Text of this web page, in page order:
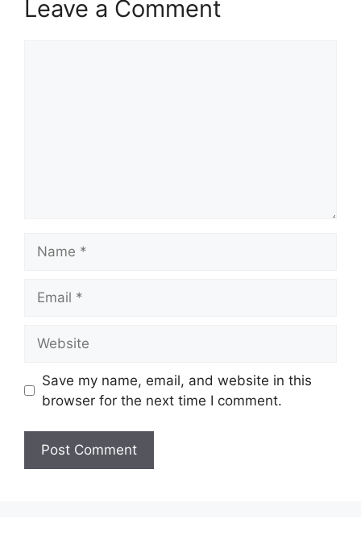
Leave a Comment
Save my name, email, and website in this
browser for the next time I comment.